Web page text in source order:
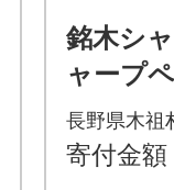
銘木シ
ャープ
m芯)
長野県木祖
寄付金額